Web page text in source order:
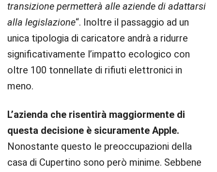
transizione permetterà alle aziende di adattarsi
alla legislazione“. Inoltre il passaggio ad un
unica tipologia di caricatore andrà a ridurre
significativamente l’impatto ecologico con
oltre 100 tonnellate di rifiuti elettronici in
meno.
L’azienda che risentirà maggiormente di
questa decisione è sicuramente Apple.
Nonostante questo le preoccupazioni della
casa di Cupertino sono però minime. Sebbene